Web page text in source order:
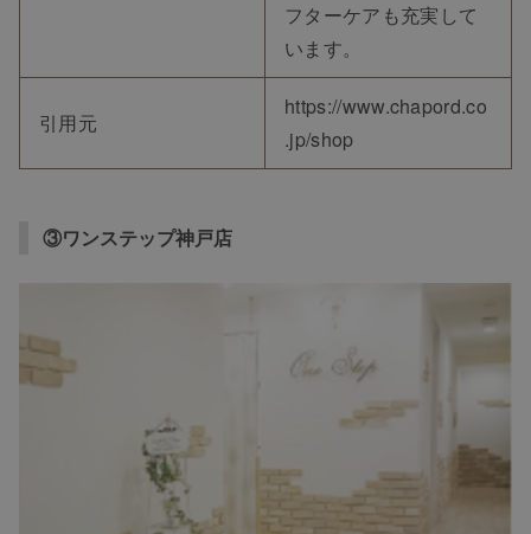
フターケアも充実して
います。
引用元
https://www.chapord.co
.jp/shop
③ワンステップ神戸店